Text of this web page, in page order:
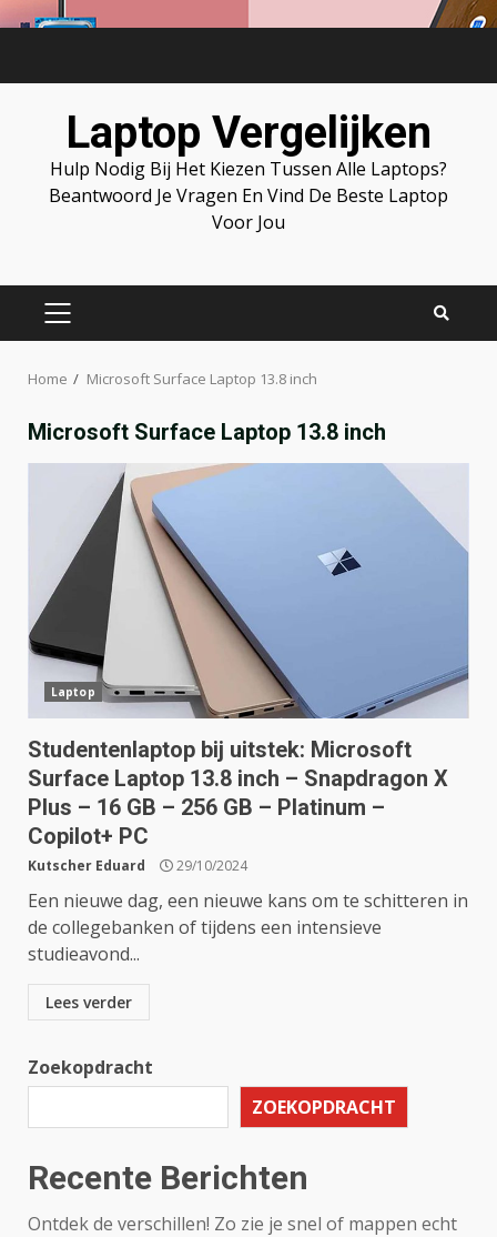
Laptop Vergelijken
Hulp Nodig Bij Het Kiezen Tussen Alle Laptops?
Beantwoord Je Vragen En Vind De Beste Laptop
Voor Jou
PRIMARY
Home Microsoft Surface Laptop 13.8 inch
Microsoft Surface Laptop 13.8 inch
Laptop
Studentenlaptop bij uitstek: Microsoft
Surface Laptop 13.8 inch – Snapdragon X
Plus – 16 GB – 256 GB – Platinum –
Copilot+ PC
Kutscher Eduard 29/10/2024
Een nieuwe dag, een nieuwe kans om te schitteren in
de collegebanken of tijdens een intensieve
studieavond...
Lees verder
Zoekopdracht
ZOEKOPDRACHT
Recente Berichten
Ontdek de verschillen! Zo zie je snel of mappen echt